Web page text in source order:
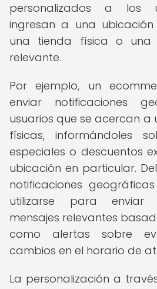
personalizados a los
ingresan a una
una tienda física o una
relevante.
Por ejemplo, un
enviar notificaciones
usuarios que se acercan a
físicas, informándoles
especiales o descuentos
ubicación en particular.
notificaciones
utilizarse para enviar
mensajes relevantes
como alertas sobre
cambios en el horario de
La personalización a